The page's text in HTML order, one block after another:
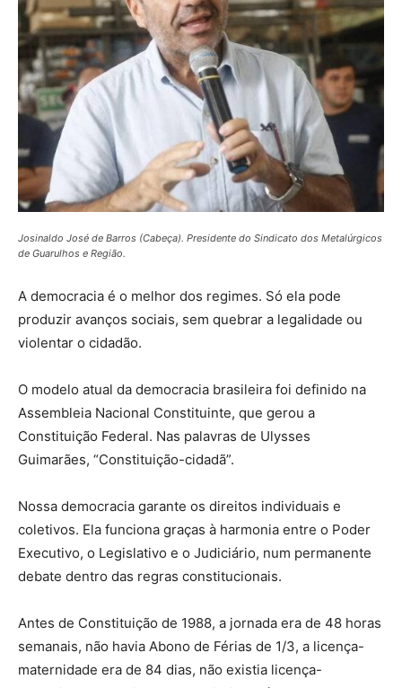
Josinaldo José de Barros (Cabeça). Presidente do Sindicato dos Metalúrgicos
de Guarulhos e Região.
A democracia é o melhor dos regimes. Só ela pode
produzir avanços sociais, sem quebrar a legalidade ou
violentar o cidadão.
O modelo atual da democracia brasileira foi definido na
Assembleia Nacional Constituinte, que gerou a
Constituição Federal. Nas palavras de Ulysses
Guimarães, “Constituição-cidadã”.
Nossa democracia garante os direitos individuais e
coletivos. Ela funciona graças à harmonia entre o Poder
Executivo, o Legislativo e o Judiciário, num permanente
debate dentro das regras constitucionais.
Antes de Constituição de 1988, a jornada era de 48 horas
semanais, não havia Abono de Férias de 1/3, a licença-
maternidade era de 84 dias, não existia licença-